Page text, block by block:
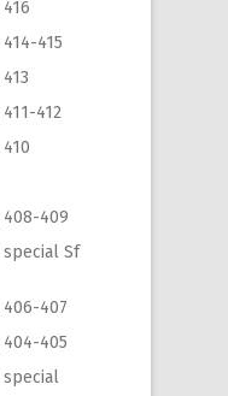
415
412
409
Sf
407
405
special